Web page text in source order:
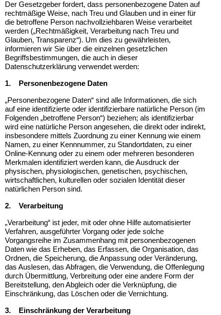
Der Gesetzgeber fordert, dass personenbezogene Daten auf
rechtmäßige Weise, nach Treu und Glauben und in einer für
die betroffene Person nachvollziehbaren Weise verarbeitet
werden („Rechtmäßigkeit, Verarbeitung nach Treu und
Glauben, Transparenz“). Um dies zu gewährleisten,
informieren wir Sie über die einzelnen gesetzlichen
Begriffsbestimmungen, die auch in dieser
Datenschutzerklärung verwendet werden:
1. Personenbezogene Daten
„Personenbezogene Daten“ sind alle Informationen, die sich
auf eine identifizierte oder identifizierbare natürliche Person (im
Folgenden „betroffene Person“) beziehen; als identifizierbar
wird eine natürliche Person angesehen, die direkt oder indirekt,
insbesondere mittels Zuordnung zu einer Kennung wie einem
Namen, zu einer Kennnummer, zu Standortdaten, zu einer
Online-Kennung oder zu einem oder mehreren besonderen
Merkmalen identifiziert werden kann, die Ausdruck der
physischen, physiologischen, genetischen, psychischen,
wirtschaftlichen, kulturellen oder sozialen Identität dieser
natürlichen Person sind.
2. Verarbeitung
„Verarbeitung“ ist jeder, mit oder ohne Hilfe automatisierter
Verfahren, ausgeführter Vorgang oder jede solche
Vorgangsreihe im Zusammenhang mit personenbezogenen
Daten wie das Erheben, das Erfassen, die Organisation, das
Ordnen, die Speicherung, die Anpassung oder Veränderung,
das Auslesen, das Abfragen, die Verwendung, die Offenlegung
durch Übermittlung, Verbreitung oder eine andere Form der
Bereitstellung, den Abgleich oder die Verknüpfung, die
Einschränkung, das Löschen oder die Vernichtung.
3. Einschränkung der Verarbeitung